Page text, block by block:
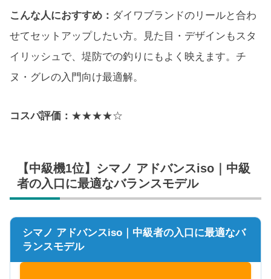
こんな人におすすめ： ダイワブランドのリールと合わ
せてセットアップしたい方。見た目・デザインもスタ
イリッシュで、堤防での釣りにもよく映えます。チ
ヌ・グレの入門向け最適解。
コスパ評価： ★★★★☆
【中級機1位】シマノ アドバンスiso｜中級
者の入口に最適なバランスモデル
シマノ アドバンスiso｜中級者の入口に最適なバ
ランスモデル